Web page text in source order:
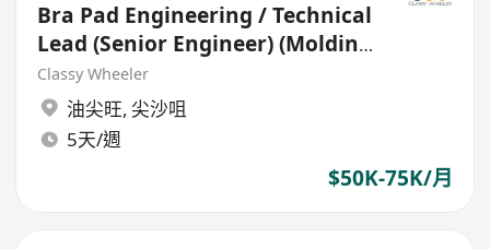
Bra Pad Engineering / Technical
Lead (Senior Engineer) (Molding
& Production)
Classy Wheeler
油尖旺, 尖沙咀
5天/週
$50K-75K/月